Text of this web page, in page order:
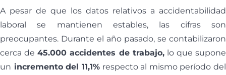
A pesar de que los datos relativos a accidentabilidad
laboral se mantienen estables, las cifras son
preocupantes. Durante el año pasado, se contabilizaron
cerca de45.000 accidentes de trabajo,lo que supone
un incremento del 11,1%respecto al mismo período del